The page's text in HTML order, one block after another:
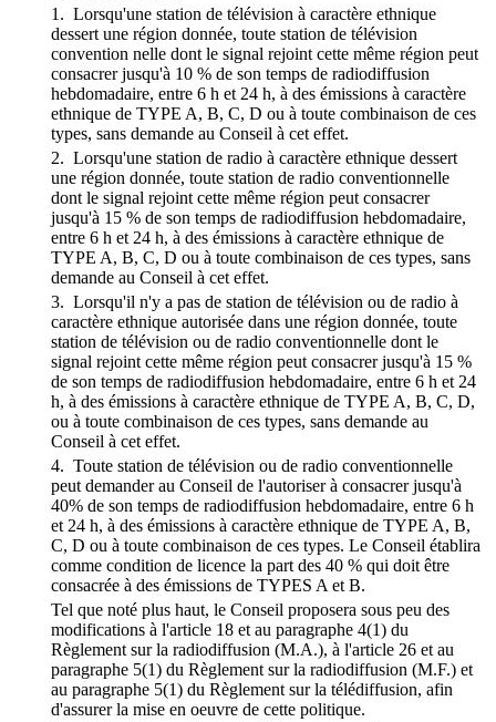
1. Lorsqu'une station de télévision à caractère ethnique
dessert une région donnée, toute station de télévision
convention nelle dont le signal rejoint cette même région peut
consacrer jusqu'à 10 % de son temps de radiodiffusion
hebdomadaire, entre 6 h et 24 h, à des émissions à caractère
ethnique de TYPE A, B, C, D ou à toute combinaison de ces
types, sans demande au Conseil à cet effet.
2. Lorsqu'une station de radio à caractère ethnique dessert
une région donnée, toute station de radio conventionnelle
dont le signal rejoint cette même région peut consacrer
jusqu'à 15 % de son temps de radiodiffusion hebdomadaire,
entre 6 h et 24 h, à des émissions à caractère ethnique de
TYPE A, B, C, D ou à toute combinaison de ces types, sans
demande au Conseil à cet effet.
3. Lorsqu'il n'y a pas de station de télévision ou de radio à
caractère ethnique autorisée dans une région donnée, toute
station de télévision ou de radio conventionnelle dont le
signal rejoint cette même région peut consacrer jusqu'à 15 %
de son temps de radiodiffusion hebdomadaire, entre 6 h et 24
h, à des émissions à caractère ethnique de TYPE A, B, C, D,
ou à toute combinaison de ces types, sans demande au
Conseil à cet effet.
4. Toute station de télévision ou de radio conventionnelle
peut demander au Conseil de l'autoriser à consacrer jusqu'à
40% de son temps de radiodiffusion hebdomadaire, entre 6 h
et 24 h, à des émissions à caractère ethnique de TYPE A, B,
C, D ou à toute combinaison de ces types. Le Conseil établira
comme condition de licence la part des 40 % qui doit être
consacrée à des émissions de TYPES A et B.
Tel que noté plus haut, le Conseil proposera sous peu des
modifications à l'article 18 et au paragraphe 4(1) du
Règlement sur la radiodiffusion (M.A.), à l'article 26 et au
paragraphe 5(1) du Règlement sur la radiodiffusion (M.F.) et
au paragraphe 5(1) du Règlement sur la télédiffusion, afin
d'assurer la mise en oeuvre de cette politique.